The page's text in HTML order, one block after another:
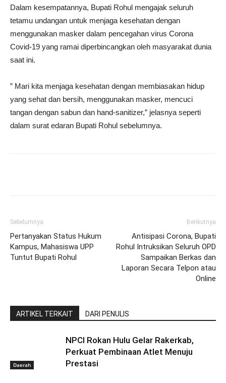
Dalam kesempatannya, Bupati Rohul mengajak seluruh
tetamu undangan untuk menjaga kesehatan dengan
menggunakan masker dalam pencegahan virus Corona
Covid-19 yang ramai diperbincangkan oleh masyarakat dunia
saat ini.
” Mari kita menjaga kesehatan dengan membiasakan hidup
yang sehat dan bersih, menggunakan masker, mencuci
tangan dengan sabun dan hand-sanitizer,” jelasnya seperti
dalam surat edaran Bupati Rohul sebelumnya.
Sebelumnya
Pertanyakan Status Hukum
Kampus, Mahasiswa UPP
Tuntut Bupati Rohul
Berikutnya
Antisipasi Corona, Bupati
Rohul Intruksikan Seluruh OPD
Sampaikan Berkas dan
Laporan Secara Telpon atau
Online
ARTIKEL TERKAIT DARI PENULIS
Daerah
NPCI Rokan Hulu Gelar Rakerkab,
Perkuat Pembinaan Atlet Menuju
Prestasi